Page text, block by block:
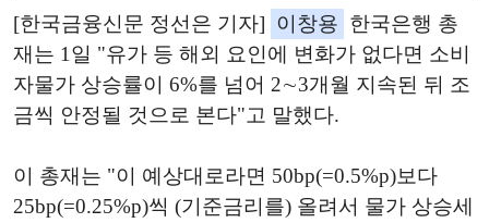
[한국금융신문 정선은 기자] 이창용 한국은행 총
재는 1일 "유가 등 해외 요인에 변화가 없다면 소비
자물가 상승률이 6%를 넘어 2∼3개월 지속된 뒤 조
금씩 안정될 것으로 본다"고 말했다.
이 총재는 "이 예상대로라면 50bp(=0.5%p)보다
25bp(=0.25%p)씩 (기준금리를) 올려서 물가 상승세